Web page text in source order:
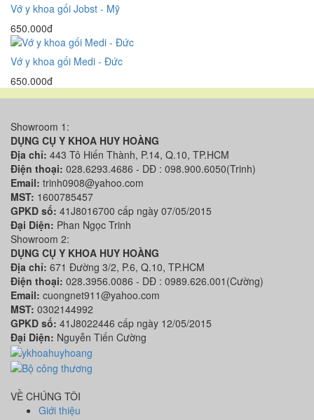
Vớ y khoa gối Jobst - Mỹ
650.000đ
Vớ y khoa gối Medi - Đức
650.000đ
Showroom 1:
DỤNG CỤ Y KHOA HUY HOÀNG
Địa chỉ: 443 Tô Hiến Thành, P.14, Q.10, TP.HCM
Điện thoại: 028.6293.4686 - DĐ : 098.900.6050(Trinh)
Email: trinh0908@yahoo.com
MST: 1600785457
GPKD số: 41J8016700 cấp ngày 07/05/2015
Đại Diện: Phan Ngọc Trinh
Showroom 2:
DỤNG CỤ Y KHOA HUY HOÀNG
Địa chỉ: 671 Đường 3/2, P.6, Q.10, TP.HCM
Điện thoại: 028.3956.0086 - DĐ : 0989.626.001(Cường)
Email: cuongnet911@yahoo.com
MST: 0302144992
GPKD số: 41J8022446 cấp ngày 12/05/2015
Đại Diện: Nguyễn Tiến Cường
VỀ CHÚNG TÔI
Giới thiệu